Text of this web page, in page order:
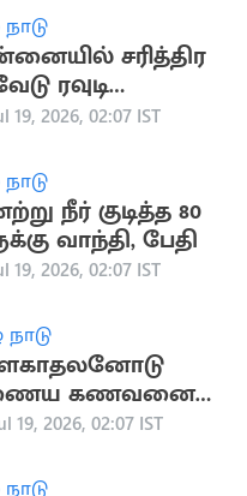
சரித்திர
ரவுடி
19, 2026, 02:07 IST
நீர் குடித்த 80
வாந்தி, பேதி
19, 2026, 02:07 IST
கணவனை
வைத்து
19, 2026, 02:07 IST